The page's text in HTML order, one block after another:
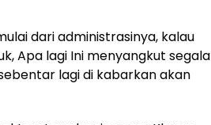
dari administrasinya, kalau
Apa lagi Ini menyangkut segala
lagi di kabarkan akan